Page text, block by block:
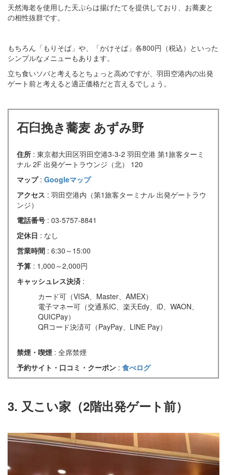
天然海老を使用した天ぷらは揚げたてを提供しており、お蕎麦と
の相性抜群です。
もちろん「もりそば」や、「かけそば」各800円（税込）といった
シンプルなメニューもあります。
立ち食いソバと考えるとちょっと高めですが、羽田空港内の出発
ゲート前と考えると適正価格だと言えるでしょう。
石臼挽き蕎麦 あずみ野
住所 : 東京都大田区羽田空港3-3-2 羽田空港 第1旅客ターミ
ナル 2F 出発ゲートラウンジ（北） 120
マップ : Googleマップ
アクセス : 羽田空港内（第1旅客ターミナル 出発ゲートラウ
ンジ）
電話番号 : 03-5757-8841
定休日 : なし
営業時間 : 6:30～15:00
予算 : 1,000～2,000円
キャッシュレス決済 :
カード可（VISA、Master、AMEX）
電子マネー可（交通系IC、楽天Edy、iD、WAON、
QUICPay）
QRコード決済可（PayPay、LINE Pay）
禁煙・喫煙 : 全席禁煙
予約サイト・口コミ・クーポン : 食べログ
3. 又こい家（2階出発ゲート前）